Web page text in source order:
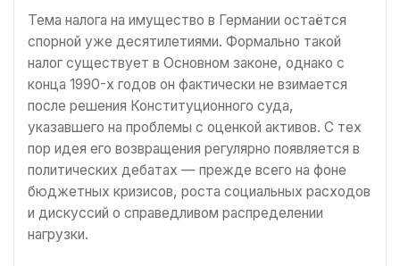
Тема налога на имущество в Германии остаётся
спорной уже десятилетиями. Формально такой
налог существует в Основном законе, однако с
конца 1990-х годов он фактически не взимается
после решения Конституционного суда,
указавшего на проблемы с оценкой активов. С тех
пор идея его возвращения регулярно появляется в
политических дебатах — прежде всего на фоне
бюджетных кризисов, роста социальных расходов
и дискуссий о справедливом распределении
нагрузки.